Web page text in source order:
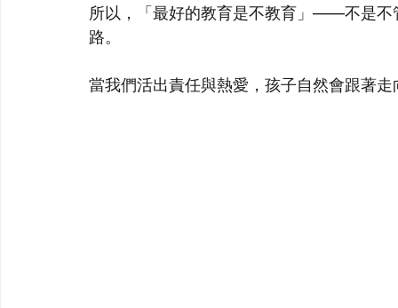
所以，「最好的教育是不教育」——不是不
路。
當我們活出責任與熱愛，孩子自然會跟著